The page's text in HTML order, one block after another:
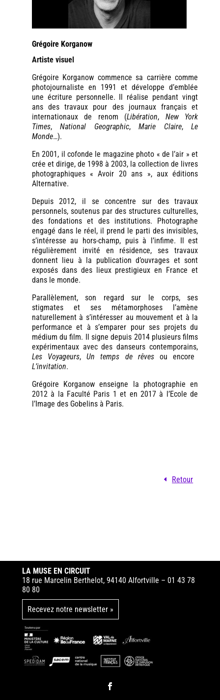
Grégoire Korganow
Artiste visuel
Grégoire Korganow commence sa carrière comme
photojournaliste en 1991 et développe d’emblée
une écriture personnelle. Il réalise pendant vingt
ans des travaux pour des journaux français et
internationaux de renom (Libération, New York
Times,National Geographic,Marie Claire,Le
Monde…).
En 2001, il cofonde le magazine photo « de l’air » et
crée et dirige, de 1998 à 2003, la collection de livres
photographiques « Avoir 20 ans », aux éditions
Alternative.
Depuis 2012, il se concentre sur des travaux
personnels, soutenus par des structures culturelles,
des fondations et des institutions. Photographe
engagé dans le réel, il prend le parti des invisibles,
s’intéresse au hors-champ, puis à l’infime. Il est
régulièrement invité en résidence, ses travaux
donnent lieu à la publication d’ouvrages et sont
exposés dans des lieux prestigieux en France et
dans le monde.
Parallèlement, son regard sur le corps, ses
stigmates et ses métamorphoses l’amène
naturellement à s’intéresser au mouvement et à la
performance et à s’emparer pour ses projets du
médium du film. Il signe depuis 2014 plusieurs films
expérimentaux avec des danseurs contemporains,
Les Voyageurs,Un temps de rêvesou encore
L’invitation.
Grégoire Korganow enseigne la photographie en
2012 à la Faculté Paris 1 et en 2017 à l’Ecole de
l’Image des Gobelins à Paris.
Retour
LA MUSE EN CIRCUIT
18 rue Marcelin Berthelot, 94140 Alfortville – 01 43 78
80 80
Recevez notre newsletter »